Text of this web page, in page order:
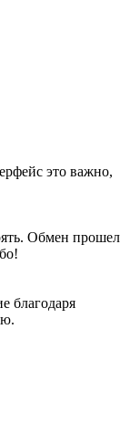
это важно,
Обмен прошел
благодаря